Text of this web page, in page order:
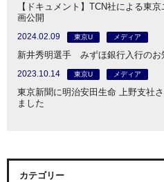
【ドキュメント】TCN社による東
画公開
2024.02.09 東京U メディア
新井秀明選手 みずほ銀行入行のお
2023.10.14 東京U メディア
東京新聞に明治安田生命 上野支社
ました
カテゴリー